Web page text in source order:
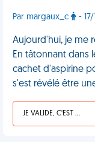
Par margaux_c -
Aujourd'hui, je me
En tâtonnant dans
cachet d'aspirine
s'est révélé être
JE VALIDE, C'EST UNE VDM